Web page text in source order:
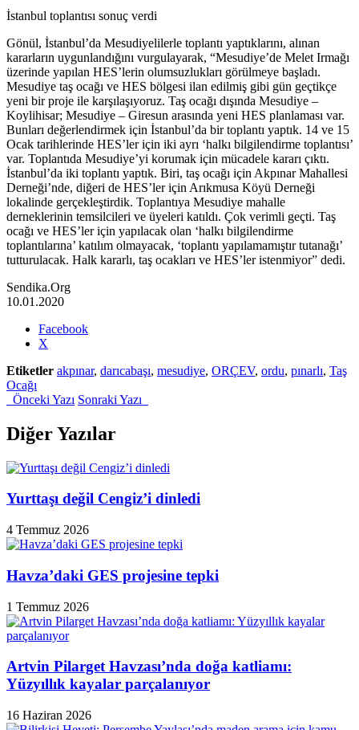
İstanbul toplantısı sonuç verdi
Gönül, İstanbul’da Mesudiyelilerle toplantı yaptıklarını, alınan
kararların uygunlandığını vurgulayarak, “Mesudiye’de Melet Irmağı
üzerinde yapılan HES’lerin olumsuzlukları görülmeye başladı.
Mesudiye taş ocağı ve HES bölgesi ilan edilmiş gibi gün geçtikçe
yeni bir proje ile karşılaşıyoruz. Taş ocağı dışında Mesudiye –
Koylihisar; Mesudiye – Giresun arasında yeni HES planlaması var.
Bunları değerlendirmek için İstanbul’da bir toplantı yaptık. 14 ve 15
Ocak tarihlerinde HES’ler için iki ayrı ‘halkı bilgilendirme toplantısı’
var. Toplantıda Mesudiye’yi korumak için mücadele kararı çıktı.
İstanbul’da iki toplantı yaptık. Biri, taş ocağı için Akpınar Mahallesi
Derneği’nde, diğeri de HES’ler için Arıkmusa Köyü Derneği
lokalinde gerçekleştirdik. Toplantıya Mesudiye mahalle
derneklerinin temsilcileri ve üyeleri katıldı. Çok verimli geçti. Taş
ocağı ve HES’ler için yapılacak olan ‘halkı bilgilendirme
toplantılarına’ katılım olmayacak, ‘toplantı yapılamamıştır tutanağı’
tutturulacak. Halk kararlı, taş ocakları ve HES’ler istenmiyor” dedi.
Sendika.Org
10.01.2020
Share
"Ordu’da
taş
ocağı
yaptırılmadı"
Facebook
X
Etiketler akpınar, darıcabaşı, mesudiye, ORÇEV, ordu, pınarlı, Taş
Ocağı
Önceki Yazı Sonraki Yazı
Diğer Yazılar
Yurttaşı değil Cengiz’i dinledi
4 Temmuz 2026
Havza’daki GES projesine tepki
1 Temmuz 2026
Artvin Pilarget Havzası’nda doğa katliamı:
Yüzyıllık kayalar parçalanıyor
16 Haziran 2026